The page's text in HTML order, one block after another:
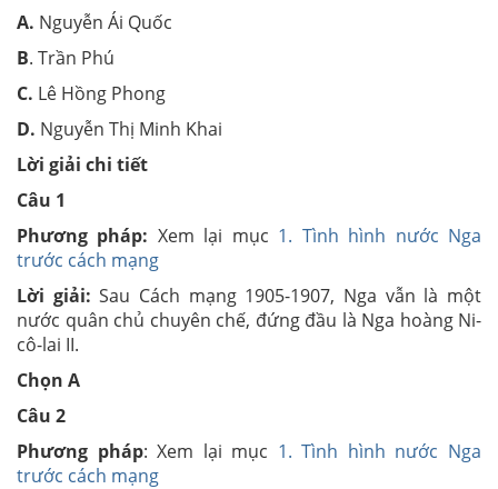
A. Nguyễn Ái Quốc
B. Trần Phú
C. Lê Hồng Phong
D. Nguyễn Thị Minh Khai
Lời giải chi tiết
Câu 1
Phương pháp: Xem lại mục 1. Tình hình nước Nga
trước cách mạng
Lời giải: Sau Cách mạng 1905-1907, Nga vẫn là một
nước quân chủ chuyên chế, đứng đầu là Nga hoàng Ni-
cô-lai II.
Chọn A
Câu 2
Phương pháp: Xem lại mục 1. Tình hình nước Nga
trước cách mạng